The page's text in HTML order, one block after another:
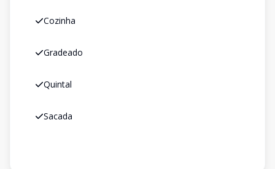
Cozinha
Gradeado
Quintal
Sacada